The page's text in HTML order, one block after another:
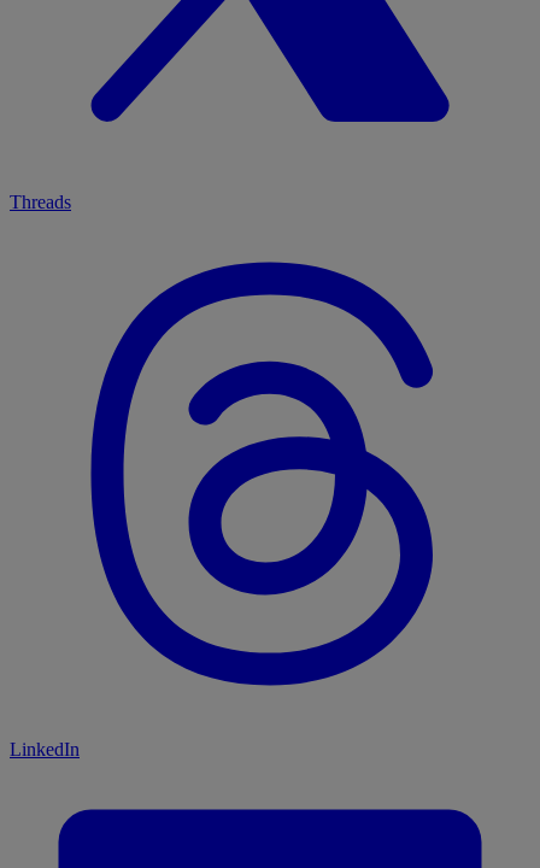
Threads
LinkedIn